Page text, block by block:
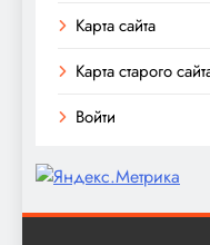
Карта сайта
Карта старого
Войти